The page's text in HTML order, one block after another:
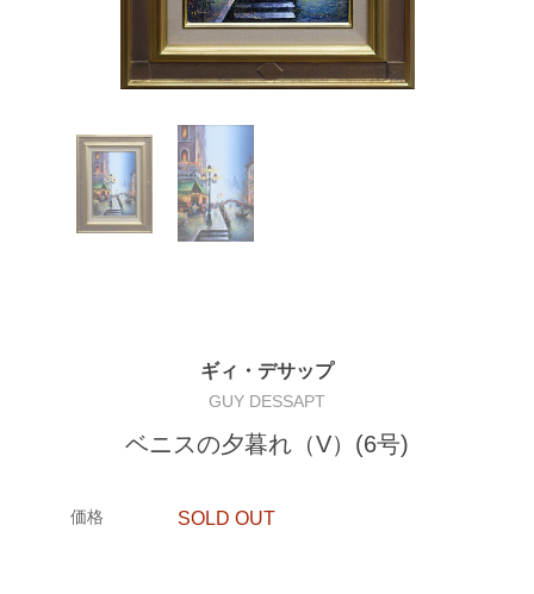
ギィ・デサップ
GUY DESSAPT
ベニスの夕暮れ（V）(6号)
価格 SOLD OUT